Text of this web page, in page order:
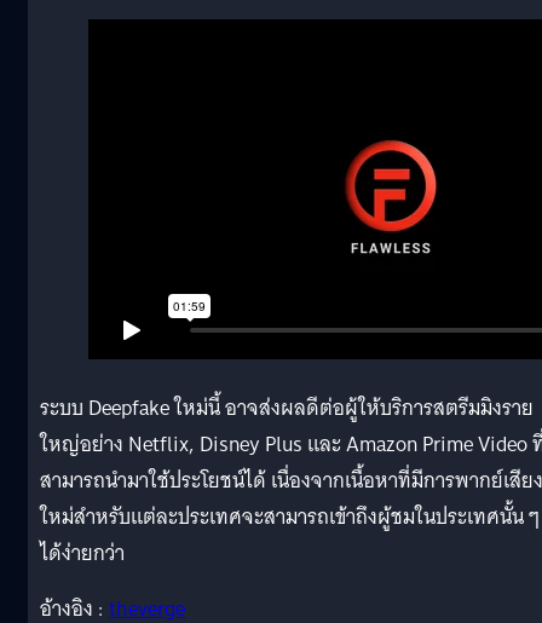
ระบบ Deepfake ใหม่นี้ อาจส่งผลดีต่อผู้ให้บริการสตรีมมิงราย
ใหญ่อย่าง Netflix, Disney Plus และ Amazon Prime Video
สามารถนำมาใช้ประโยชน์ได้ เนื่องจากเนื้อหาที่มีการพากย์เสียง
ใหม่สำหรับแต่ละประเทศจะสามารถเข้าถึงผู้ชมในประเทศนั้น ๆ
ได้ง่ายกว่า
อ้างอิง : theverge